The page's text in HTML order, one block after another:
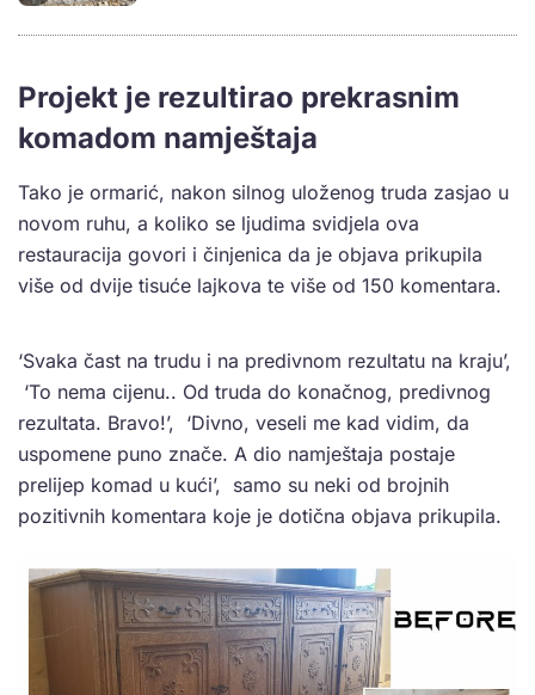
Projekt je rezultirao prekrasnim
komadom namještaja
Tako je ormarić, nakon silnog uloženog truda zasjao u
novom ruhu, a koliko se ljudima svidjela ova
restauracija govori i činjenica da je objava prikupila
više od dvije tisuće lajkova te više od 150 komentara.
‘Svaka čast na trudu i na predivnom rezultatu na kraju’,
‘To nema cijenu.. Od truda do konačnog, predivnog
rezultata. Bravo!’, ‘Divno, veseli me kad vidim, da
uspomene puno znače. A dio namještaja postaje
prelijep komad u kući’, samo su neki od brojnih
pozitivnih komentara koje je dotična objava prikupila.